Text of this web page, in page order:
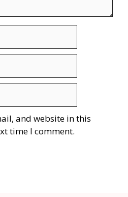
and website in this
time I comment.